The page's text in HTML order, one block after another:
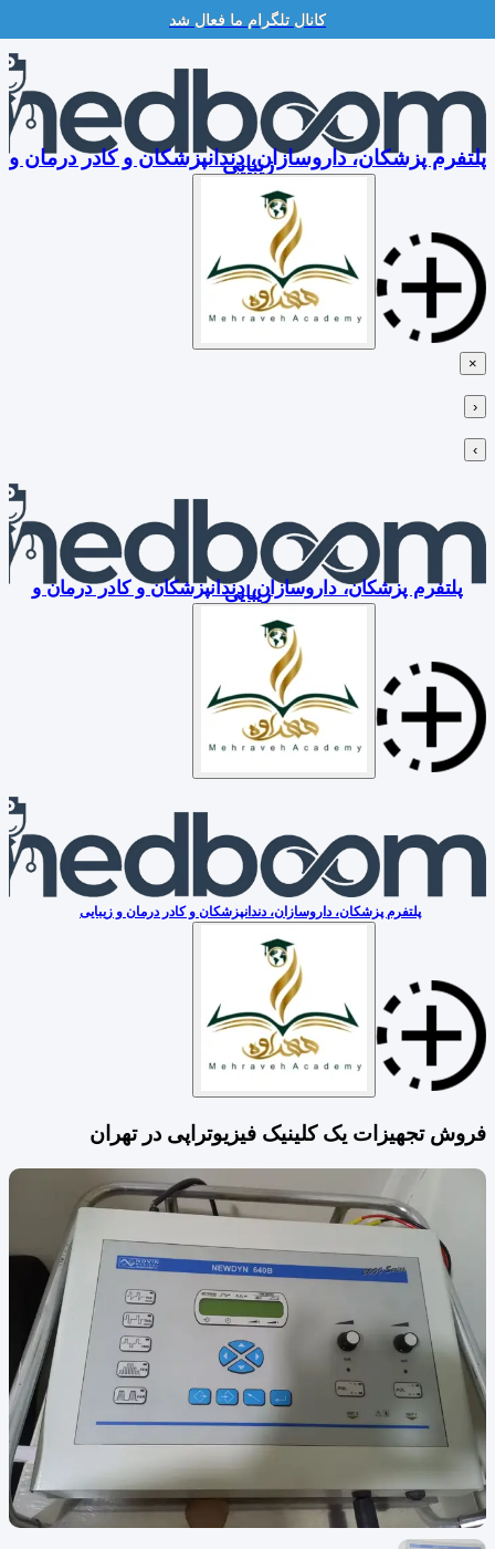
کانال تلگرام ما فعال شد
Skip
content
پلتفرم پزشکان، داروسازان، دندانپزشکان و کادر درمان و
زیبایی
×
‹
›
پلتفرم پزشکان، داروسازان، دندانپزشکان و کادر درمان و
زیبایی
پلتفرم پزشکان، داروسازان، دندانپزشکان و کادر درمان و زیبایی
فروش تجهیزات یک کلینیک فیزیوتراپی در تهران